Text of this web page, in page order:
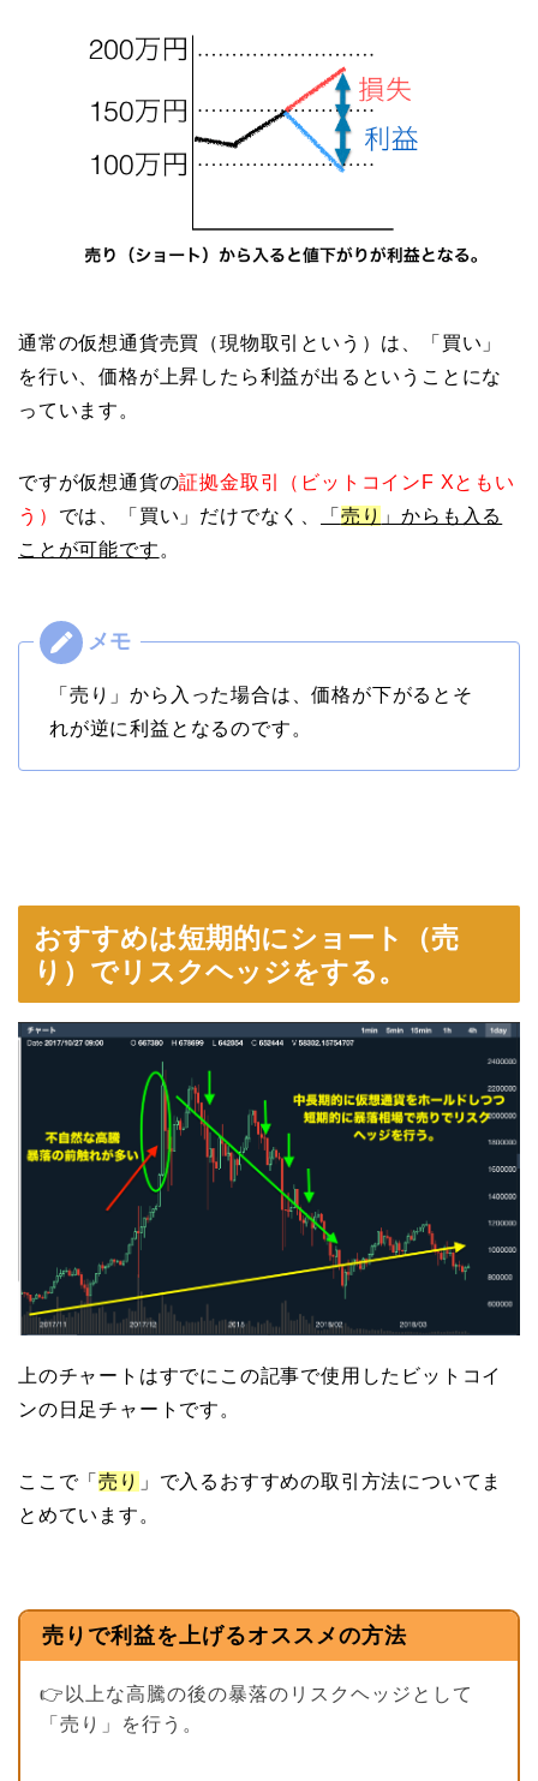
通常の仮想通貨売買（現物取引という）は、「買い」
を行い、価格が上昇したら利益が出るということにな
っています。
ですが仮想通貨の証拠金取引（ビットコインF Xともい
う） では、「買い」だけでなく、 「 売り 」からも入る
ことが可能です 。
「売り」から入った場合は、価格が下がるとそ
れが逆に利益となるのです。
おすすめは短期的にショート（売
り）でリスクヘッジをする。
上のチャートはすでにこの記事で使用したビットコイ
ンの日足チャートです。
ここで「売り 」で入るおすすめの取引方法についてま
とめています。
売りで利益を上げるオススメの方法
👉以上な高騰の後の暴落のリスクヘッジとして
「売り」を行う。